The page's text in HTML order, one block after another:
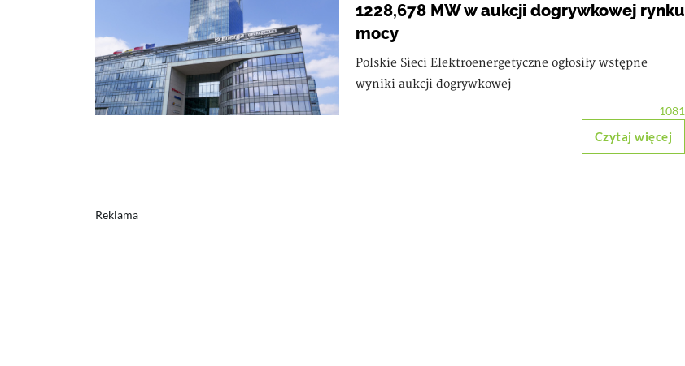
1228,678 MW w aukcji dogrywkowej rynku
mocy
Polskie Sieci Elektroenergetyczne ogłosiły wstępne
wyniki aukcji dogrywkowej
1081
Czytaj więcej
Reklama